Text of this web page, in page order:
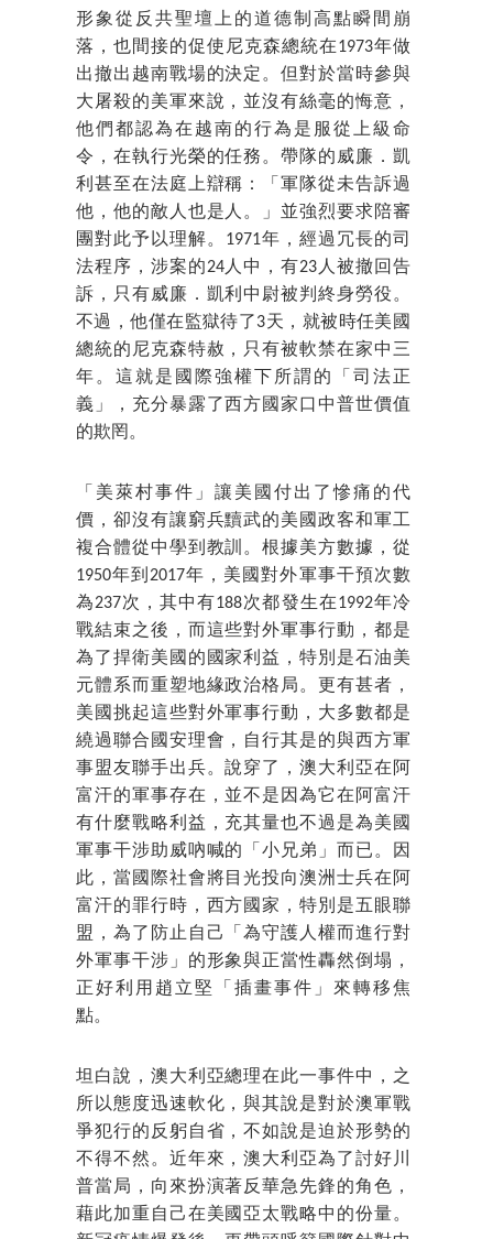
形象從反共聖壇上的道德制高點瞬間崩
落，也間接的促使尼克森總統在1973年做
出撤出越南戰場的決定。但對於當時參與
大屠殺的美軍來說，並沒有絲毫的悔意，
他們都認為在越南的行為是服從上級命
令，在執行光榮的任務。帶隊的威廉．凱
利甚至在法庭上辯稱：「軍隊從未告訴過
他，他的敵人也是人。」並強烈要求陪審
團對此予以理解。1971年，經過冗長的司
法程序，涉案的24人中，有23人被撤回告
訴，只有威廉．凱利中尉被判終身勞役。
不過，他僅在監獄待了3天，就被時任美國
總統的尼克森特赦，只有被軟禁在家中三
年。這就是國際強權下所謂的「司法正
義」，充分暴露了西方國家口中普世價值
的欺罔。
「美萊村事件」讓美國付出了慘痛的代
價，卻沒有讓窮兵黷武的美國政客和軍工
複合體從中學到教訓。根據美方數據，從
1950年到2017年，美國對外軍事干預次數
為237次，其中有188次都發生在1992年冷
戰結束之後，而這些對外軍事行動，都是
為了捍衛美國的國家利益，特別是石油美
元體系而重塑地緣政治格局。更有甚者，
美國挑起這些對外軍事行動，大多數都是
繞過聯合國安理會，自行其是的與西方軍
事盟友聯手出兵。說穿了，澳大利亞在阿
富汗的軍事存在，並不是因為它在阿富汗
有什麼戰略利益，充其量也不過是為美國
軍事干涉助威吶喊的「小兄弟」而已。因
此，當國際社會將目光投向澳洲士兵在阿
富汗的罪行時，西方國家，特別是五眼聯
盟，為了防止自己「為守護人權而進行對
外軍事干涉」的形象與正當性轟然倒塌，
正好利用趙立堅「插畫事件」來轉移焦
點。
坦白說，澳大利亞總理在此一事件中，之
所以態度迅速軟化，與其說是對於澳軍戰
爭犯行的反躬自省，不如說是迫於形勢的
不得不然。近年來，澳大利亞為了討好川
普當局，向來扮演著反華急先鋒的角色，
藉此加重自己在美國亞太戰略中的份量。